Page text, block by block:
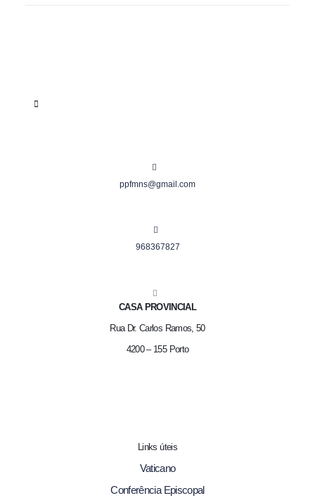
ppfmns@gmail.com
968367827
CASA PROVINCIAL
Rua Dr. Carlos Ramos, 50
4200 – 155 Porto
Links úteis
Vaticano
Conferência Episcopal